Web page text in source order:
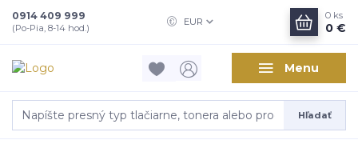
Menu
EUR
Hľadať
0914 409 999
(Po-Pia, 8-14 hod.)
0 ks
0 €